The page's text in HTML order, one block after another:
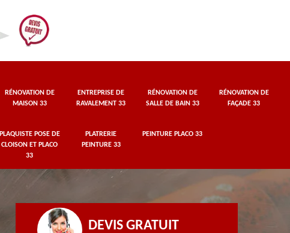
RÉNOVATION DE
MAISON 33
ENTREPRISE DE
RAVALEMENT 33
RÉNOVATION DE
SALLE DE BAIN 33
RÉNOVATION DE
FAÇADE 33
PLAQUISTE POSE DE
CLOISON ET PLACO
33
PLATRERIE
PEINTURE 33
PEINTURE PLACO 33
DEVIS GRATUIT